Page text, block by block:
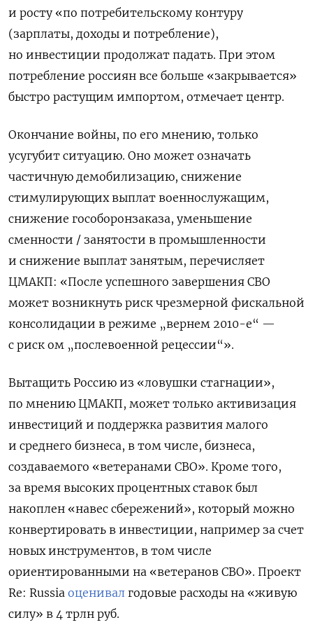
и росту «по потребительскому контуру
(зарплаты, доходы и потребление),
но инвестиции продолжат падать. При этом
потребление россиян все больше «закрывается»
быстро растущим импортом, отмечает центр.
Окончание войны, по его мнению, только
усугубит ситуацию. Оно может означать
частичную демобилизацию, снижение
стимулирующих выплат военнослужащим,
снижение гособоронзаказа, уменьшение
сменности / занятости в промышленности
и снижение выплат занятым, перечисляет
ЦМАКП: «После успешного завершения СВО
может возникнуть риск чрезмерной фискальной
консолидации в режиме „вернем 2010-е“ —
с риск ом „послевоенной рецессии“».
Вытащить Россию из «ловушки стагнации»,
по мнению ЦМАКП, может только активизация
инвестиций и поддержка развития малого
и среднего бизнеса, в том числе, бизнеса,
создаваемого «ветеранами СВО». Кроме того,
за время высоких процентных ставок был
накоплен «навес сбережений», который можно
конвертировать в инвестиции, например за счет
новых инструментов, в том числе
ориентированными на «ветеранов СВО». Проект
Re: Russia оценивал годовые расходы на «живую
силу» в 4 трлн руб.